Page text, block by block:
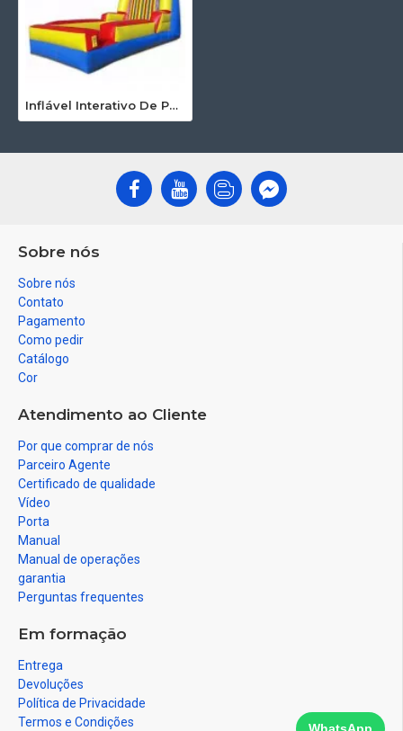
Inflável Interativo De Parede De Velcro
Sobre nós
Sobre nós
Contato
Pagamento
Como pedir
Catálogo
Cor
Atendimento ao Cliente
Por que comprar de nós
Parceiro Agente
Certificado de qualidade
Vídeo
Porta
Manual
Manual de operações
garantia
Perguntas frequentes
Em formação
Entrega
Devoluções
Política de Privacidade
Termos e Condições